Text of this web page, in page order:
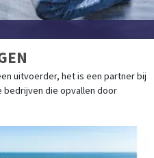
uitvoerder, het is een partner bij
die opvallen door